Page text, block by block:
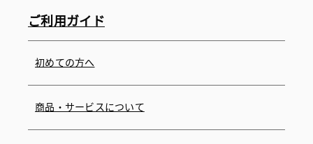
ご利用ガイド
初めての方へ
商品・サービスについて